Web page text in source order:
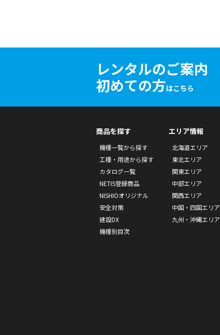
レンタルのご案内
初めての方はこちら
商品を探す
機種一覧から探す
工種・用途から探す
カタログ一覧
NETIS登録商品
NISHIOオリジナル
安全対策
建設DX
機種別目次
エリア情報
北海道エリア
東北エリア
関東エリア
中部エリア
関西エリア
中国・四国エリア
九州・沖縄エリア